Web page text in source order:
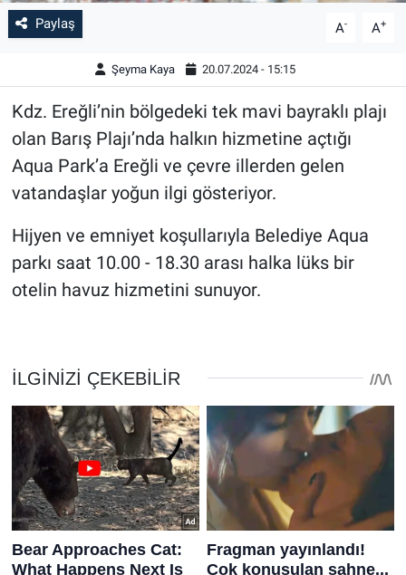
Paylaş A- A+
Şeyma Kaya 20.07.2024 - 15:15
Kdz. Ereğli’nin bölgedeki tek mavi bayraklı plajı
olan Barış Plajı’nda halkın hizmetine açtığı
Aqua Park’a Ereğli ve çevre illerden gelen
vatandaşlar yoğun ilgi gösteriyor.
Hijyen ve emniyet koşullarıyla Belediye Aqua
parkı saat 10.00 - 18.30 arası halka lüks bir
otelin havuz hizmetini sunuyor.